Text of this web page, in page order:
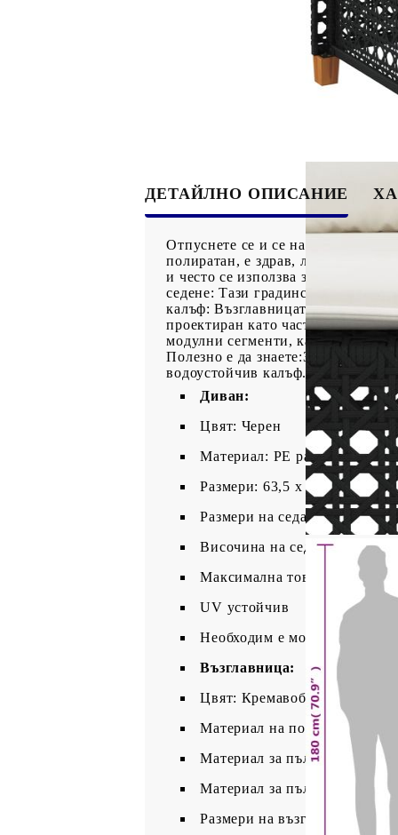
ДЕТАЙЛНО ОПИСАНИЕ
Отпуснете се и се насладете на
полиратан, е здрав, лесен за
и често се използва за
седене: Тази градинска мебел,
калъф: Възглавницата на
проектиран като част от
модулни сегменти, като маса,
Полезно е да знаете:За да сте
водоустойчив калъф.
Диван:
Цвят: Черен
Материал: PE ратан,
Размери: 63,5 x 63,5 x 62
Размери на седалката: 56 x
Височина на седалката от
Максимална
UV устойчив
Необходим е монтаж
Възглавница:
Цвят: Кремавобял
Материал на покритието:
Материал за пълнеж на
Материал за пълнеж на
Размери на възглавницата